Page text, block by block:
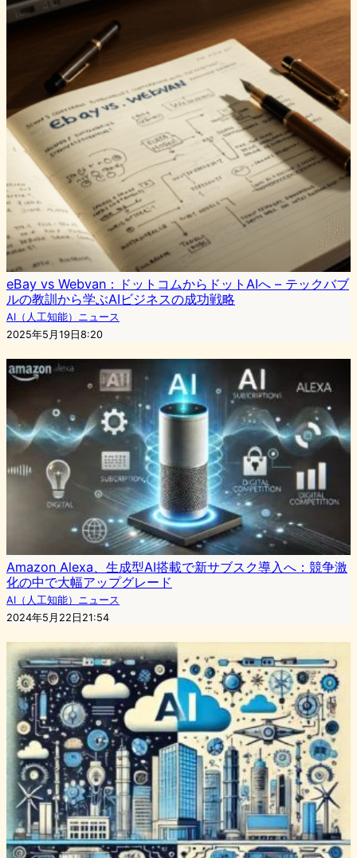
eBay vs Webvan：ドットコムからドットAIへ – テックバブ
ルの教訓から学ぶAIビジネスの成功戦略
AI（人工知能）ニュース
2025年5月19日8:20
Amazon Alexa、生成型AI搭載で新サブスク導入へ：競争激
化の中で大幅アップグレード
AI（人工知能）ニュース
2024年5月22日21:54